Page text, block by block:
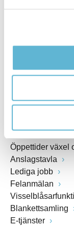
Fax: 0456-82
Öppettider växel
Anslagstavla
Lediga jobb
Felanmälan
Blankettsamling
E-tjänster